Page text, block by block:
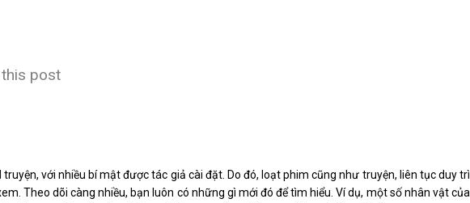
this post
với nhiều bí mật được tác giả cài đặt. Do đó, loạt phim cũng như truyện, liên tục duy trì
Theo dõi càng nhiều, bạn luôn có những gì mới đó để tìm hiểu. Ví dụ, một số nhân vật của